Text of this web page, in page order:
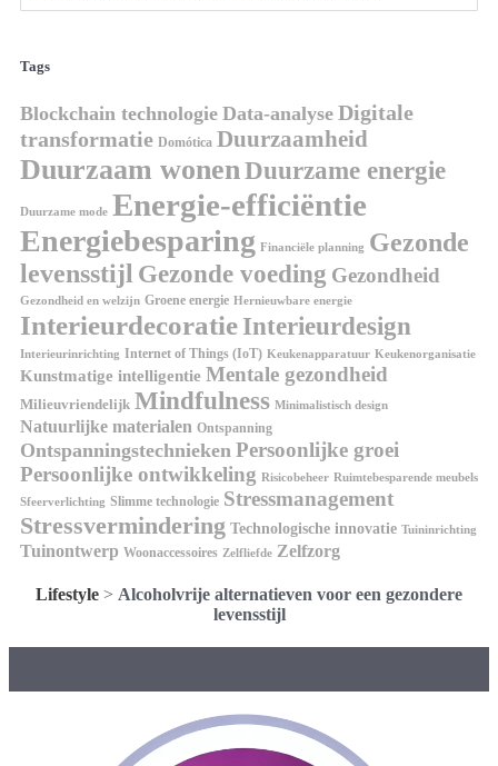
Tags
Blockchain technologie Data-analyse Digitale
transformatie Domótica Duurzaamheid
Duurzaam wonenDuurzame energie
Duurzame mode Energie-efficiëntie
Energiebesparing Financiële planning Gezonde
levensstijl Gezonde voeding Gezondheid
Gezondheid en welzijn Groene energie Hernieuwbare energie
InterieurdecoratieInterieurdesign
Interieurinrichting Internet of Things (IoT) Keukenapparatuur Keukenorganisatie
Kunstmatige intelligentie Mentale gezondheid
Milieuvriendelijk Mindfulness Minimalistisch design
Natuurlijke materialen Ontspanning
Ontspanningstechnieken Persoonlijke groei
Persoonlijke ontwikkeling Risicobeheer Ruimtebesparende meubels
Sfeerverlichting Slimme technologie Stressmanagement
Stressvermindering Technologische innovatie Tuininrichting
Tuinontwerp Woonaccessoires Zelfliefde Zelfzorg
Lifestyle > Alcoholvrije alternatieven voor een gezondere
levensstijl